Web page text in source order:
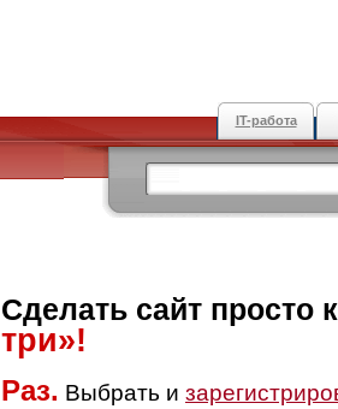
IT-работа
Сделать сайт просто
три»!
Раз. Выбрать и